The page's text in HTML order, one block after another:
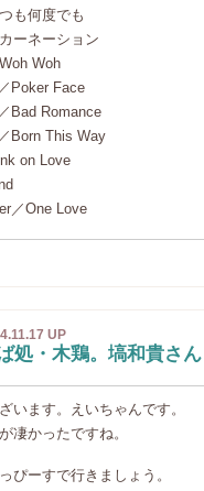
も何度でも
ーネーション
Woh
Poker Face
Bad Romance
Born This Way
on Love
／One Love
UP
処・木鶏。塙和貴さん
います。えいちゃんです。
凄かったですね。
ぴーすで行きましょう。